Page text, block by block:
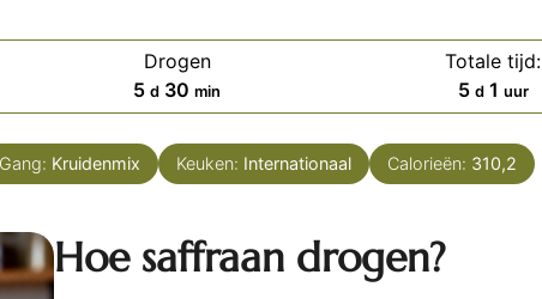
Drogen
5dagen
d 30 minuten
min
Totale tijd:
5dagen
d 1 uur
uur
Gang: Kruidenmix Keuken: Internationaal Calorieën: 310,2
Hoe saffraan drogen?